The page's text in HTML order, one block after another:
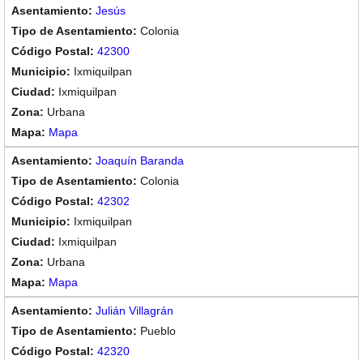
Jesús
Colonia
42300
Ixmiquilpan
Ixmiquilpan
Urbana
Mapa
Joaquín Baranda
Colonia
42302
Ixmiquilpan
Ixmiquilpan
Urbana
Mapa
Julián Villagrán
Pueblo
42320